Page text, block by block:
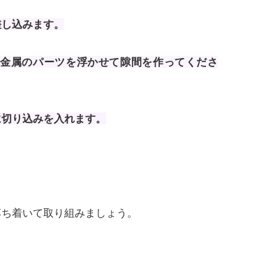
込みます。
属のパーツを浮かせて隙間を作ってくださ
り込みを入れます。
着いて取り組みましょう。